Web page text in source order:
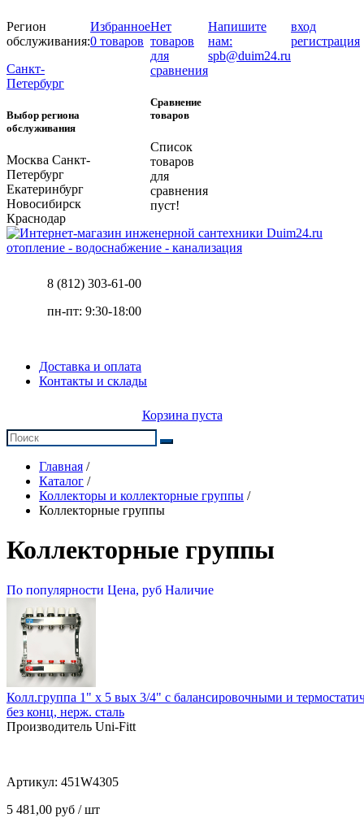
Регион
обслуживания:
Санкт-
Петербург
Выбор региона
обслуживания
Москва Санкт-
Петербург
Екатеринбург
Новосибирск
Краснодар
Избранное
0 товаров
Нет
товаров
для
сравнения
Сравнение
товаров
Список
товаров
для
сравнения
пуст!
Напишите
нам:
spb@duim24.ru
вход
регистрация
отопление - водоснабжение - канализация
8 (812) 303-61-00
пн-пт: 9:30-18:00
Доставка и оплата
Контакты и склады
Корзина пуста
Главная /
Каталог /
Коллекторы и коллекторные группы /
Коллекторные группы
Коллекторные группы
По популярности Цена, руб Наличие
Колл.группа 1" х 5 вых 3/4" с балансировочными и
без конц, нерж. cталь
Производитель Uni-Fitt
Артикул: 451W4305
5 481,00 руб / шт